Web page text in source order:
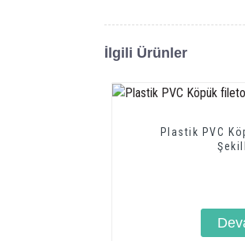
İlgili Ürünler
Plastik PVC